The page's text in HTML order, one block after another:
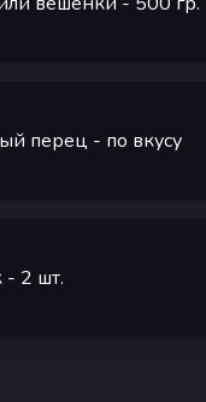
перец - по вкусу
- 2 шт.